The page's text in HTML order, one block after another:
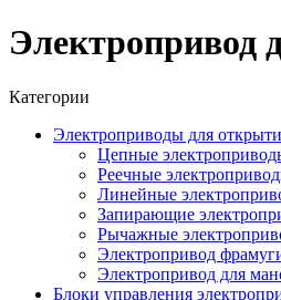
Электропривод
Категории
Электроприводы для
Цепные
Реечные
Линейные
Запирающие
Рычажные
Электропривод
Электропривод для
Блоки управления